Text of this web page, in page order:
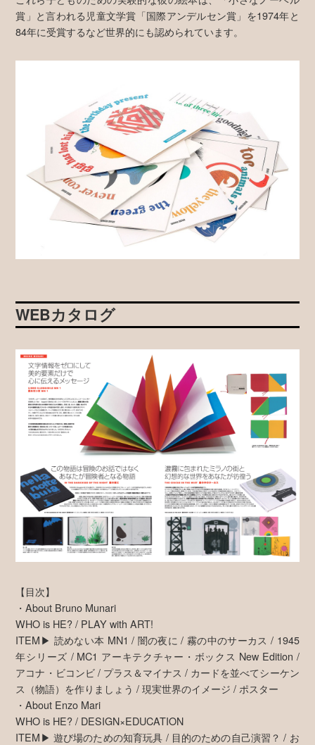
賞」と言われる児童文学賞「国際アンデルセン賞」を1974年と
84年に受賞するなど世界的にも認められています。
WEBカタログ
【目次】
・About Bruno Munari
WHO is HE? / PLAY with ART!
ITEM▶ 読めない本 MN1 / 闇の夜に / 霧の中のサーカス / 1945
年シリーズ / MC1 アーキテクチャー・ボックス New Edition /
アコナ・ビコンビ / プラス＆マイナス / カードを並べてシーケン
ス（物語）を作りましょう / 現実世界のイメージ / ポスター
・About Enzo Mari
WHO is HE? / DESIGN×EDUCATION
ITEM▶ 遊び場のための知育玩具 / 目的のための自己演習？ / お